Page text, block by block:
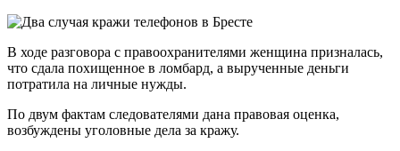
В ходе разговора с правоохранителями женщина призналась,
что сдала похищенное в ломбард, а вырученные деньги
потратила на личные нужды.
По двум фактам следователями дана правовая оценка,
возбуждены уголовные дела за кражу.